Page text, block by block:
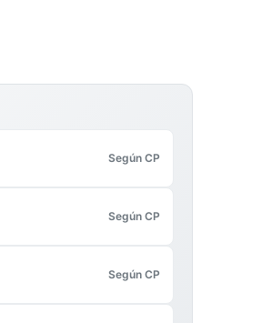
Según CP
Según CP
Según CP